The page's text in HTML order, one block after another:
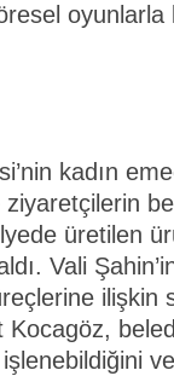
oyunlarla
kadın
üretilen
Vali
ilişkin
Kocagöz,